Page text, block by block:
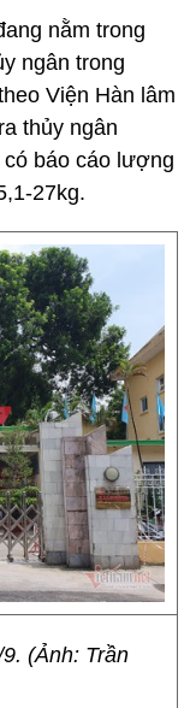
nằm trong
ngân trong
Viện Hàn lâm
thủy ngân
có báo cáo lượng
27kg.
(Ảnh: Trần